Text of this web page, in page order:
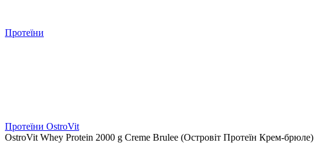
Протеїни
Протеїни OstroVit
OstroVit Whey Protein 2000 g Creme Brulee (Островіт Протеїн Крем-брюле)